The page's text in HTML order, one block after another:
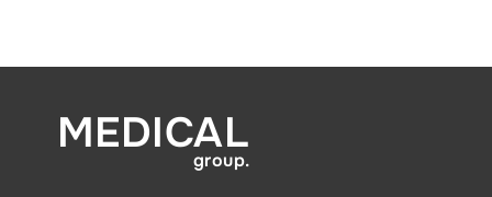
MEDICAL
group.